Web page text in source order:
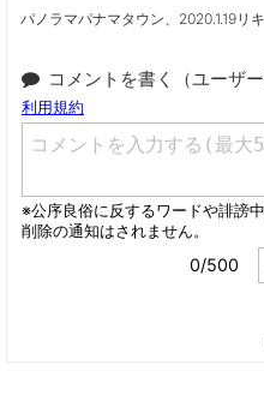
パノラマパナマタウン、2020.1.19リ
コメントを書く（ユーザー